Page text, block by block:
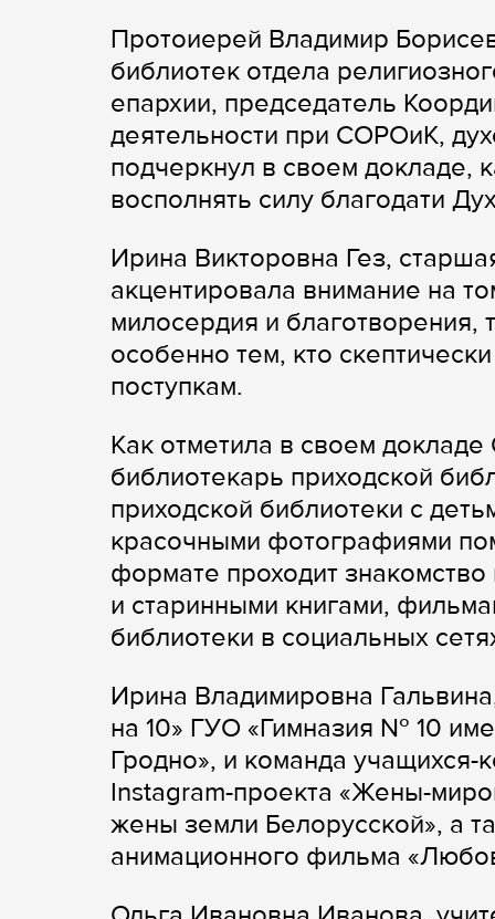
Протоиерей Владимир
библиотек отдела
епархии, председатель
деятельности при СОРОиК,
подчеркнул в своем докладе,
восполнять силу благодати
Ирина Викторовна Гез,
акцентировала внимание на
милосердия и
особенно тем, кто
поступкам.
Как отметила в своем
библиотекарь приходской
приходской библиотеки с
красочными фотографиями
формате проходит
и старинными книгами,
библиотеки в социальных
Ирина Владимировна
на 10» ГУО «Гимназия № 10
Гродно», и команда
Instagram-проекта «Жены-
жены земли Белорусской», а
анимационного фильма